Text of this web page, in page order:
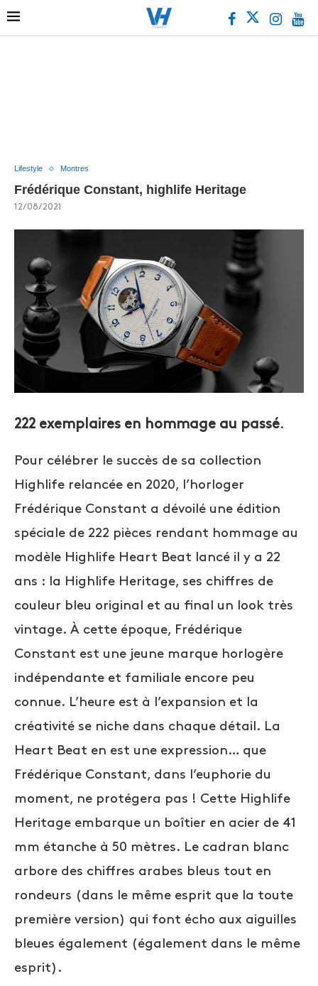
Lifestyle Montres
Frédérique Constant, highlife Heritage
12/08/2021
222 exemplaires en hommage au passé.
Pour célébrer le succès de sa collection
Highlife relancée en 2020, l’horloger
Frédérique Constant a dévoilé une édition
spéciale de 222 pièces rendant hommage au
modèle Highlife Heart Beat lancé il y a 22
ans : la Highlife Heritage, ses chiffres de
couleur bleu original et au final un look très
vintage. À cette époque, Frédérique
Constant est une jeune marque horlogère
indépendante et familiale encore peu
connue. L’heure est à l’expansion et la
créativité se niche dans chaque détail. La
Heart Beat en est une expression… que
Frédérique Constant, dans l’euphorie du
moment, ne protégera pas ! Cette Highlife
Heritage embarque un boîtier en acier de 41
mm étanche à 50 mètres. Le cadran blanc
arbore des chiffres arabes bleus tout en
rondeurs (dans le même esprit que la toute
première version) qui font écho aux aiguilles
bleues également (également dans le même
esprit).